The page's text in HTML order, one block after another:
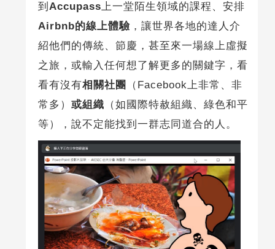
到 Accupass上一堂陌生領域的課程、安排
Airbnb的線上體驗，讓世界各地的達人介
紹他們的傳統、節慶，甚至來一場線上虛擬
之旅，或輸入任何想了解更多的關鍵字，看
看有沒有相關社團
（Facebook上非常、非
常多） 或組織 （如國際特赦組織、綠色和平
等），說不定能找到一群志同道合的人。